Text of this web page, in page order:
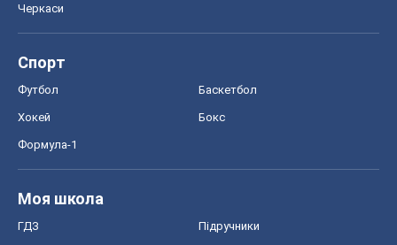
Черкаси
Спорт
Футбол Баскетбол
Хокей Бокс
Формула-1
Моя школа
ГДЗ Підручники